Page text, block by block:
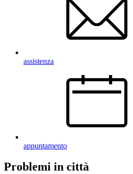
assistenza
appuntamento
Problemi in città